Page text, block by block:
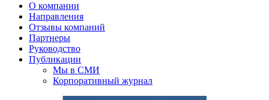
О компании
Направления
Отзывы компаний
Партнеры
Руководство
Публикации
Мы в СМИ
Корпоративный журнал